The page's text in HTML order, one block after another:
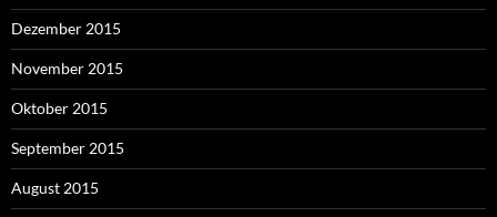
Dezember 2015
November 2015
Oktober 2015
September 2015
August 2015